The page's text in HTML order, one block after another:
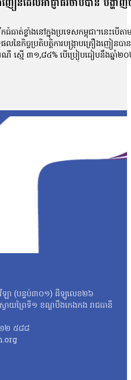
ាត់ខ្លាំងនៅក្នុងប្រទេសកម្ពុជា។នេះបើត
លនៃកិច្ចប្រតិបត្តិការបង្រ្កាបគ្រឿងញ
ស្មើ ៣១,៨៤% បើប្រៀបធៀបនឹងឆ្នាំ
ជាក់ថា គ្រឿងញៀន ដែលចាប់រឹបអូសរួមម
ពោះមន្ត្រីមានសមត្ថកិច្ចទាំងអស់ចាំបាច់ត្
វីឡា (បន្ទប់៣០១) ដីឡូលេខ២៦
ាយព្រៃទី១ ខណ្ឌបឹងកេងកង រាជធានី
២ ៥៨៨